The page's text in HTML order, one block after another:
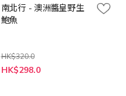
南北行 - 澳洲醬皇野生
鮑魚
HK$320.0
特
殊
HK$298.0